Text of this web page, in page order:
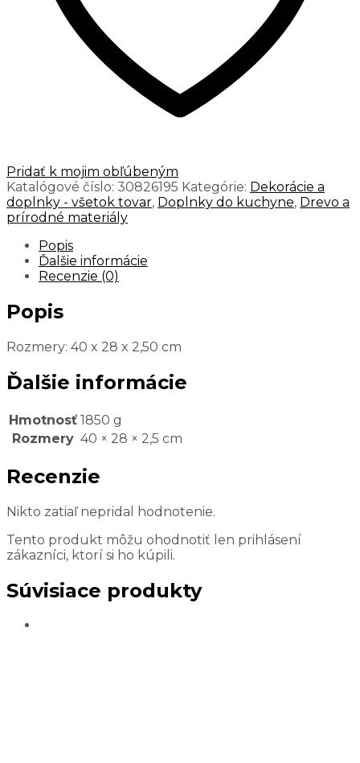
Pridať k mojim obľúbeným
Katalógové číslo: 30826195 Kategórie: Dekorácie a
doplnky - všetok tovar, Doplnky do kuchyne, Drevo a
prírodné materiály
Popis
Ďalšie informácie
Recenzie (0)
Popis
Rozmery: 40 x 28 x 2,50 cm
Ďalšie informácie
Hmotnosť 1850 g
Rozmery 40 × 28 × 2,5 cm
Recenzie
Nikto zatiaľ nepridal hodnotenie.
Tento produkt môžu ohodnotiť len prihlásení
zákazníci, ktorí si ho kúpili.
Súvisiace produkty